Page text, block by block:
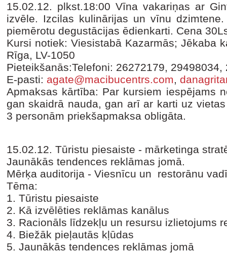
15.02.12. plkst.18:00 Vīna vakariņas ar
izvēle. Izcilas kulinārijas un vīnu
piemērotu degustācijas ēdienkarti. Cena
Kursi notiek: Viesistabā Kazarmās; Jēkaba
Rīga, LV-1050
Pieteikšanās:Telefoni: 26272179, 29498034,
E-pasti: agate@macibucentrs.com,
Apmaksas kārtība: Par kursiem iespējams
gan skaidrā nauda, gan arī ar karti uz
3 personām priekšapmaksa obligāta.
15.02.12. Tūristu piesaiste - mārketinga
Jaunākās tendences reklāmas jomā.
Mērķa auditorija - Viesnīcu un restorānu
Tēma:
1. Tūristu piesaiste
2. Kā izvēlēties reklāmas kanālus
3. Racionāls līdzekļu un resursu izlietojums
4. Biežāk pieļautās kļūdas
5. Jaunākās tendences reklāmas jomā